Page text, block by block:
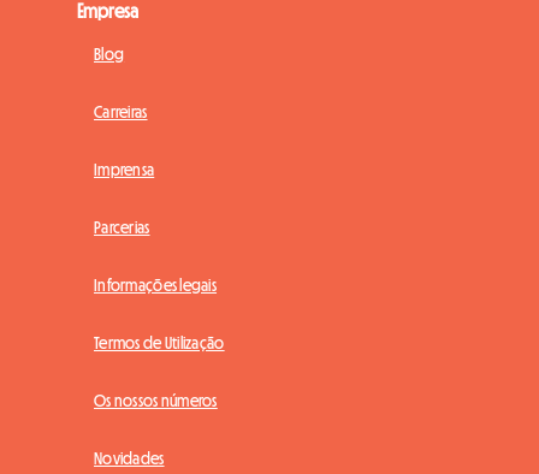
Empresa
Blog
Carreiras
Imprensa
Parcerias
Informações legais
Termos de Utilização
Os nossos números
Novidades